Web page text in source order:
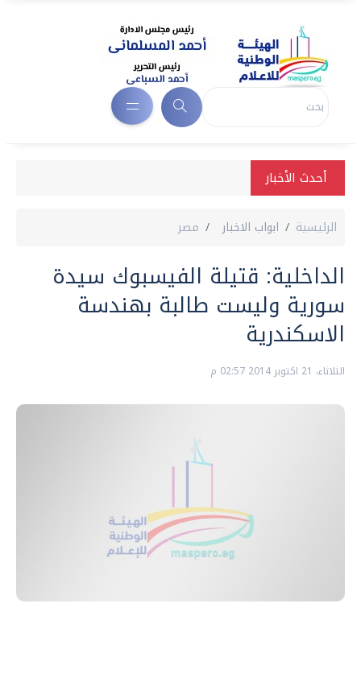
أحدث الأخبار
الرئيسية ابواب الاخبار مصر
الداخلية: قتيلة الفيسبوك سيدة
سورية وليست طالبة بهندسة
الاسكندرية
الثلاثاء، 21 اكتوبر 2014 02:57 م